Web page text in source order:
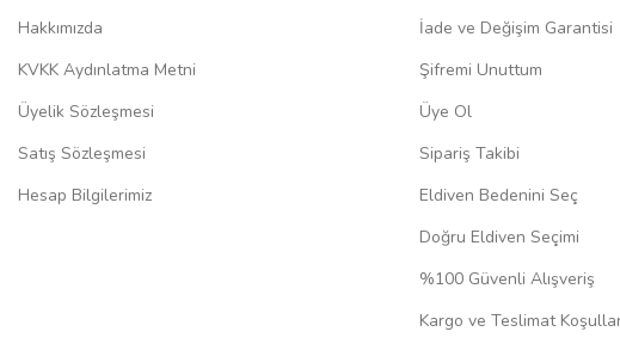
Hakkımızda
KVKK Aydınlatma Metni
Üyelik Sözleşmesi
Satış Sözleşmesi
Hesap Bilgilerimiz
İade ve Değişim Garantisi
Şifremi Unuttum
Üye Ol
Sipariş Takibi
Eldiven Bedenini Seç
Doğru Eldiven Seçimi
%100 Güvenli Alışveriş
Kargo ve Teslimat